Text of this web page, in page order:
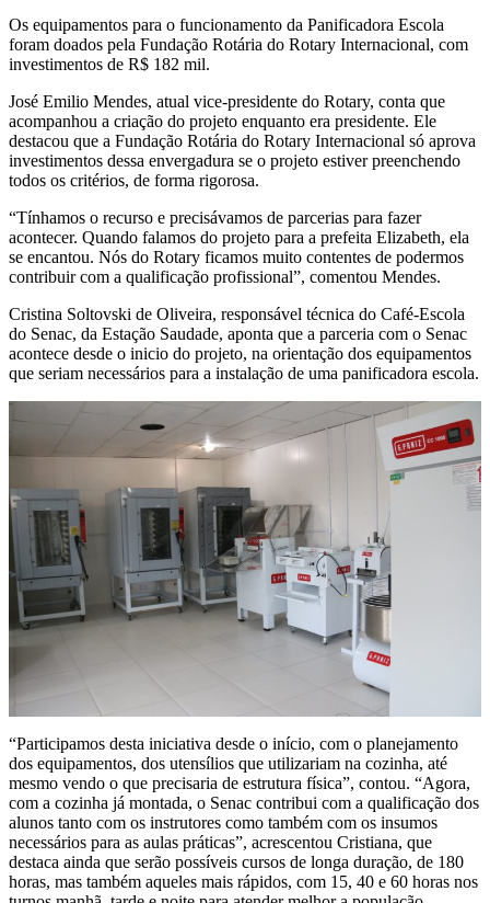
Os equipamentos para o funcionamento da Panificadora Escola
foram doados pela Fundação Rotária do Rotary Internacional, com
investimentos de R$ 182 mil.
José Emilio Mendes, atual vice-presidente do Rotary, conta que
acompanhou a criação do projeto enquanto era presidente. Ele
destacou que a Fundação Rotária do Rotary Internacional só aprova
investimentos dessa envergadura se o projeto estiver preenchendo
todos os critérios, de forma rigorosa.
“Tínhamos o recurso e precisávamos de parcerias para fazer
acontecer. Quando falamos do projeto para a prefeita Elizabeth, ela
se encantou. Nós do Rotary ficamos muito contentes de podermos
contribuir com a qualificação profissional”, comentou Mendes.
Cristina Soltovski de Oliveira, responsável técnica do Café-Escola
do Senac, da Estação Saudade, aponta que a parceria com o Senac
acontece desde o inicio do projeto, na orientação dos equipamentos
que seriam necessários para a instalação de uma panificadora escola.
“Participamos desta iniciativa desde o início, com o planejamento
dos equipamentos, dos utensílios que utilizariam na cozinha, até
mesmo vendo o que precisaria de estrutura física”, contou. “Agora,
com a cozinha já montada, o Senac contribui com a qualificação dos
alunos tanto com os instrutores como também com os insumos
necessários para as aulas práticas”, acrescentou Cristiana, que
destaca ainda que serão possíveis cursos de longa duração, de 180
horas, mas também aqueles mais rápidos, com 15, 40 e 60 horas nos